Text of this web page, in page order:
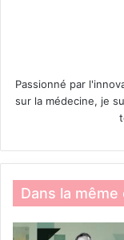
Passionné par
sur la médecine, je
Dans la